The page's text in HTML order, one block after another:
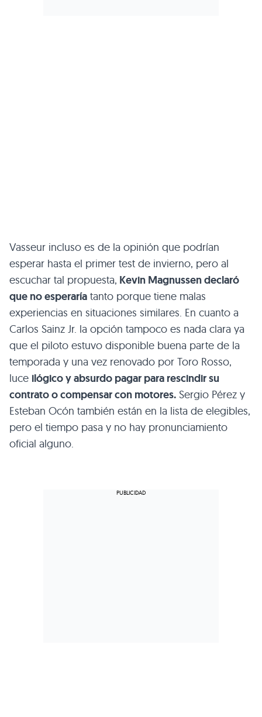
Vasseur incluso es de la opinión que podrían
esperar hasta el primer test de invierno, pero al
escuchar tal propuesta, Kevin Magnussen declaró
que no esperaría tanto porque tiene malas
experiencias en situaciones similares. En cuanto a
Carlos Sainz Jr. la opción tampoco es nada clara ya
que el piloto estuvo disponible buena parte de la
temporada y una vez renovado por Toro Rosso,
luce ilógico y absurdo pagar para rescindir su
contrato o compensar con motores. Sergio Pérez y
Esteban Ocón también están en la lista de elegibles,
pero el tiempo pasa y no hay pronunciamiento
oficial alguno.